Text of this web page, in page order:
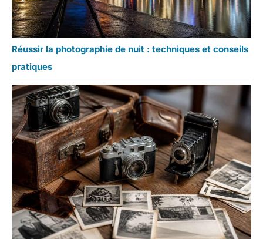
Réussir la photographie de nuit : techniques et conseils
pratiques